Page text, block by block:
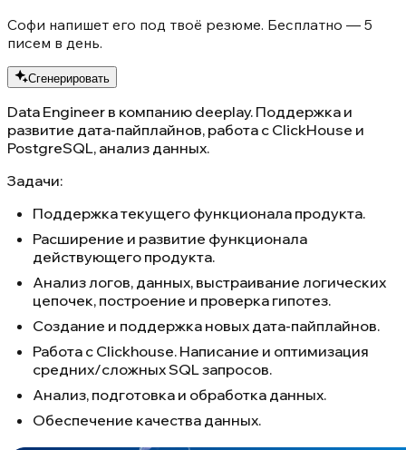
Софи напишет его под твоё резюме. Бесплатно — 5
писем в день.
Сгенерировать
Data Engineer в компанию deeplay. Поддержка и
развитие дата-пайплайнов, работа с ClickHouse и
PostgreSQL, анализ данных.
Задачи:
Поддержка текущего функционала продукта.
Расширение и развитие функционала
действующего продукта.
Анализ логов, данных, выстраивание логических
цепочек, построение и проверка гипотез.
Создание и поддержка новых дата-пайплайнов.
Работа с Clickhouse. Написание и оптимизация
средних/сложных SQL запросов.
Анализ, подготовка и обработка данных.
Обеспечение качества данных.